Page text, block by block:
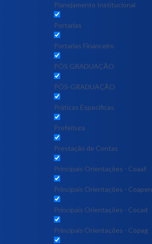
Planejamento Institucional
Portarias
Portarias Financeiro
PÓS GRADUAÇÃO
PÓS-GRADUAÇÃO
Práticas Específicas
Prefeitura
Prestação de Contas
Principais Orientações - Coaaf
Principais Orientações - Coapen
Principais Orientações - Cocad
Principais Orientações - Copag